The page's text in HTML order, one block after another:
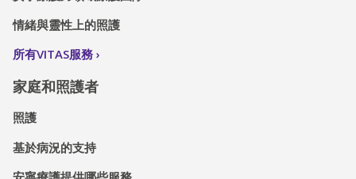
情緒與靈性上的照護
所有VITAS服務
家庭和照護者
照護
基於病況的支持